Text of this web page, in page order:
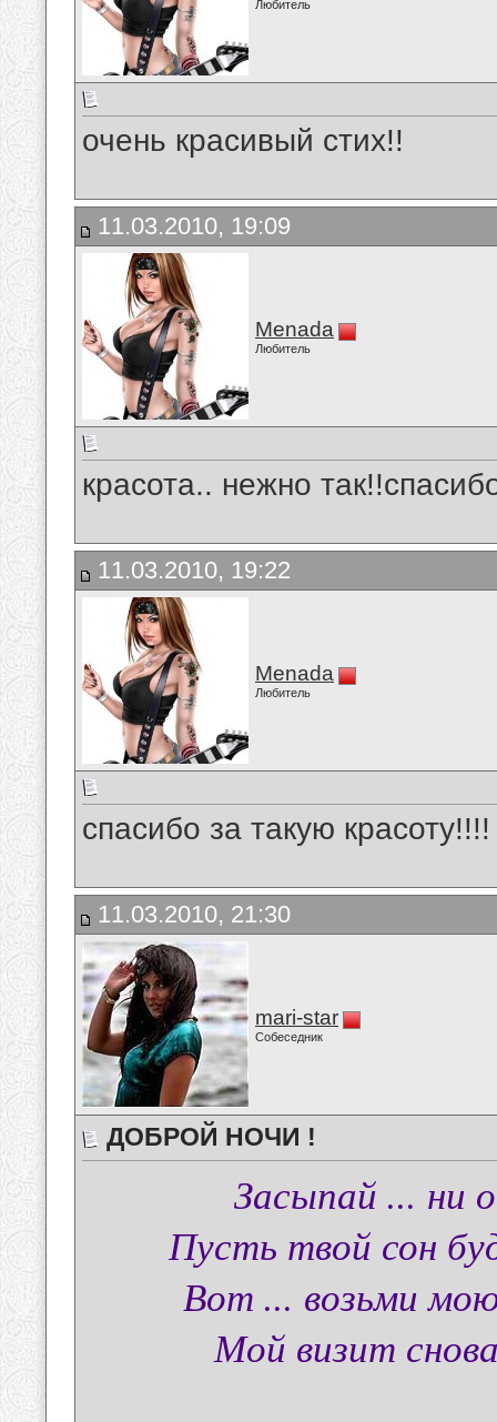
Любитель
очень красивый стих!!
11.03.2010, 19:09
Menada
Любитель
красота.. нежно
11.03.2010, 19:22
Menada
Любитель
спасибо за такую красоту!!!!
11.03.2010, 21:30
mari-star
Собеседник
ДОБРОЙ НОЧИ !
Засыпай ... ни
Пусть твой сон
Вот ... возьми
Мой визит